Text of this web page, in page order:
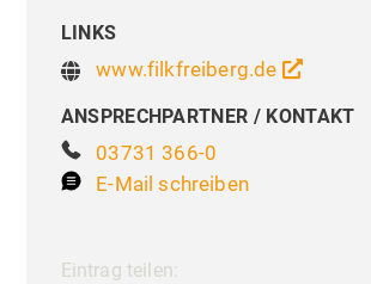
LINKS
www.filkfreiberg.de
ANSPRECHPARTNER / KONTAKT
03731 366-0
E-Mail schreiben
Eintrag teilen: